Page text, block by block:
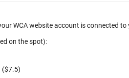
WCA website account is connected to
on the spot):
($7.5)